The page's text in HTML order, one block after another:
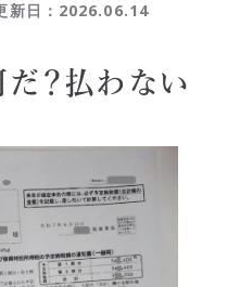
談する
相談する
日：2026.06.14
？払わない